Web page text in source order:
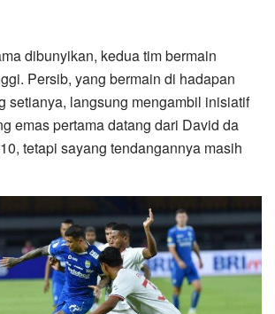
dibunyikan, kedua tim bermain
Persib, yang bermain di hadapan
setianya, langsung mengambil inisiatif
emas pertama datang dari David da
tetapi sayang tendangannya masih